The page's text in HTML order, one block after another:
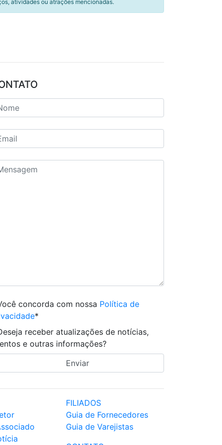
atividades ou atrações mencionadas.
concorda com nossa Política de
*
receber atualizações de notícias,
e outras informações?
FILIADOS
Guia de Fornecedores
Guia de Varejistas